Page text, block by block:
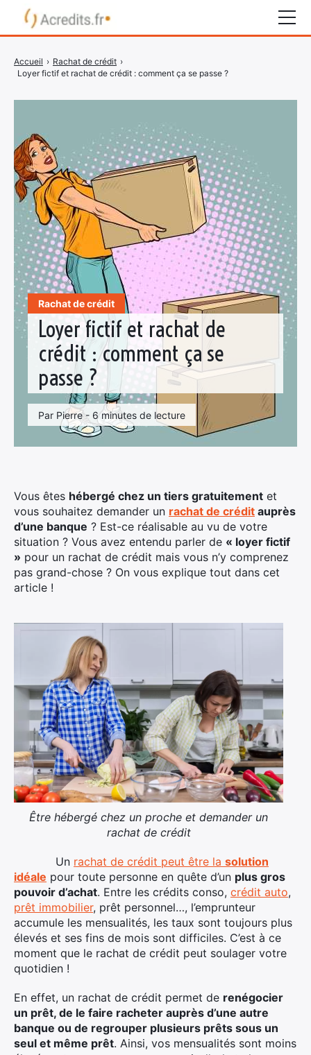
Rachat de crédit
Loyer fictif et rachat de
crédit : comment ça se
passe ?
Par Pierre - 6 minutes de lecture
Accueil › Rachat de crédit ›
Loyer fictif et rachat de crédit : comment ça se passe ?
Vous êtes hébergé chez un tiers gratuitement et
vous souhaitez demander un rachat de crédit auprès
d’une banque ? Est-ce réalisable au vu de votre
situation ? Vous avez entendu parler de « loyer fictif
» pour un rachat de crédit mais vous n’y comprenez
pas grand-chose ? On vous explique tout dans cet
article !
Être hébergé chez un proche et demander un
rachat de crédit
Un rachat de crédit peut être la solution
idéale pour toute personne en quête d’un plus gros
pouvoir d’achat. Entre les crédits conso, crédit auto,
prêt immobilier, prêt personnel…, l’emprunteur
accumule les mensualités, les taux sont toujours plus
élevés et ses fins de mois sont difficiles. C’est à ce
moment que le rachat de crédit peut soulager votre
quotidien !
En effet, un rachat de crédit permet de renégocier
un prêt, de le faire racheter auprès d’une autre
banque ou de regrouper plusieurs prêts sous un
seul et même prêt. Ainsi, vos mensualités sont moins
Surendettement
Crédit immobilier
Organismes bancaires
COMPARATEUR CRÉDIT